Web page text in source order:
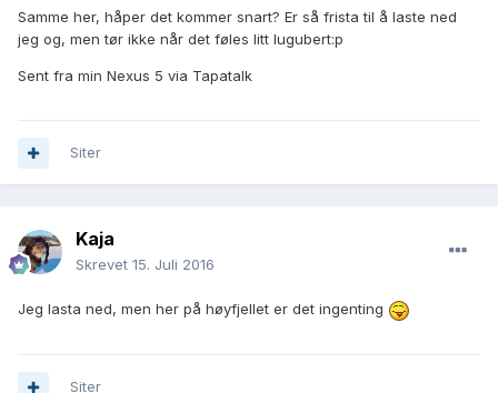
Samme her, håper det kommer snart? Er så frista til å laste ned
jeg og, men tør ikke når det føles litt lugubert:p
Sent fra min Nexus 5 via Tapatalk
Siter
Kaja
Skrevet 15. Juli 2016
Jeg lasta ned, men her på høyfjellet er det ingenting
Siter